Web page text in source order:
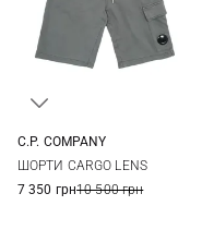
C.P. COMPANY
ШОРТИ CARGO LENS
7 350 грн10 500 грн